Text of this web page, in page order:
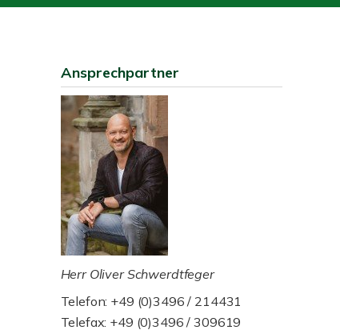
Ansprechpartner
Herr Oliver Schwerdtfeger
Telefon: +49 (0)3496 / 214431
Telefax: +49 (0)3496 / 309619